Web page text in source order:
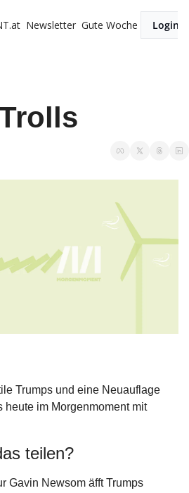
Newsletter Gute Woche Login
Trumps und eine Neuauflage
heute im Morgenmoment mit
teilen?
Gavin Newsom äfft Trumps